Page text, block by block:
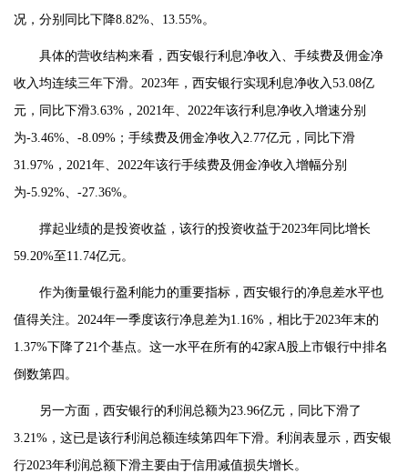
况，分别同比下降8.82%、13.55%。
具体的营收结构来看，西安银行利息净收入、手续费及佣金净
收入均连续三年下滑。2023年，西安银行实现利息净收入53.08亿
元，同比下滑3.63%，2021年、2022年该行利息净收入增速分别
为-3.46%、-8.09%；手续费及佣金净收入2.77亿元，同比下滑
31.97%，2021年、2022年该行手续费及佣金净收入增幅分别
为-5.92%、-27.36%。
撑起业绩的是投资收益，该行的投资收益于2023年同比增长
59.20%至11.74亿元。
作为衡量银行盈利能力的重要指标，西安银行的净息差水平也
值得关注。2024年一季度该行净息差为1.16%，相比于2023年末的
1.37%下降了21个基点。这一水平在所有的42家A股上市银行中排名
倒数第四。
另一方面，西安银行的利润总额为23.96亿元，同比下滑了
3.21%，这已是该行利润总额连续第四年下滑。利润表显示，西安银
行2023年利润总额下滑主要由于信用减值损失增长。